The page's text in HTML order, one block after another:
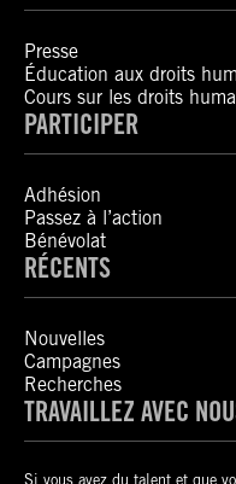
Presse
Éducation aux droits
Cours sur les droits
PARTICIPER
Adhésion
Passez à l’action
Bénévolat
RÉCENTS
Nouvelles
Campagnes
Recherches
TRAVAILLEZ AVEC
Si vous avez du talent et que